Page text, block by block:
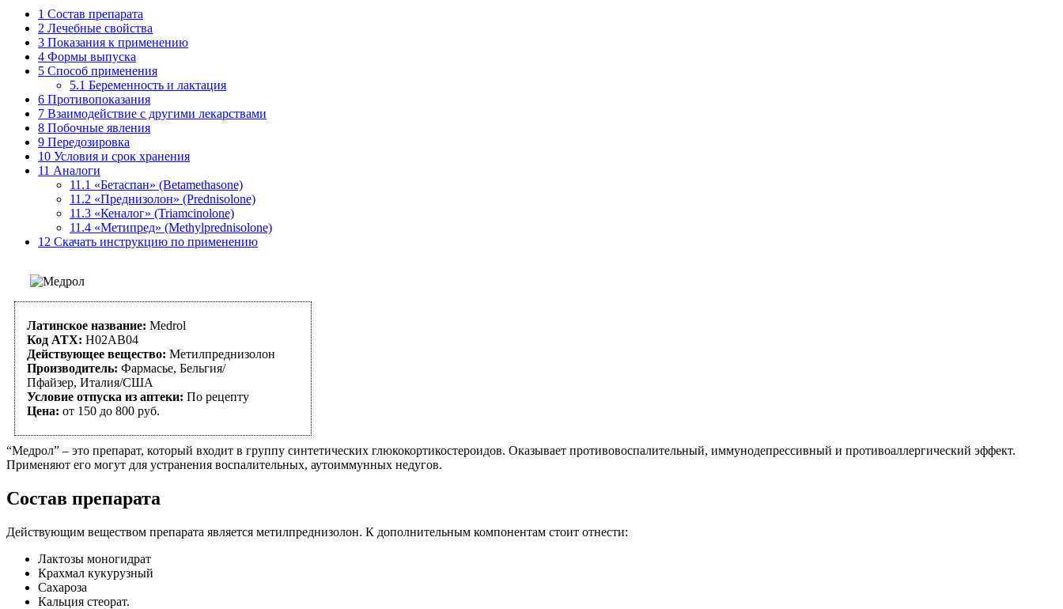
1 Состав препарата
2 Лечебные свойства
3 Показания к применению
4 Формы выпуска
5 Способ применения
5.1 Беременность и лактация
6 Противопоказания
7 Взаимодействие с другими лекарствами
8 Побочные явления
9 Передозировка
10 Условия и срок хранения
11 Аналоги
11.1 «Бетаспан» (Betamethasone)
11.2 «Преднизолон» (Prednisolone)
11.3 «Кеналог» (Triamcinolone)
11.4 «Метипред» (Methylprednisolone)
12 Скачать инструкцию по применению
Латинское название: Medrol
Код АТХ: H02AB04
Действующее вещество: Метилпреднизолон
Производитель: Фармасье, Бельгия/
Пфайзер, Италия/США
Условие отпуска из аптеки: По рецепту
Цена: от 150 до 800 руб.
“Медрол” – это препарат, который входит в группу синтетических глюкокортикостероидов. Оказывает противовоспалительный, иммунодепрессивный и противоаллергический эффект.
Применяют его могут для устранения воспалительных, аутоиммунных недугов.
Состав препарата
Действующим веществом препарата является метилпреднизолон. К дополнительным компонентам стоит отнести:
Лактозы моногидрат
Крахмал кукурузный
Сахароза
Кальция стеорат.